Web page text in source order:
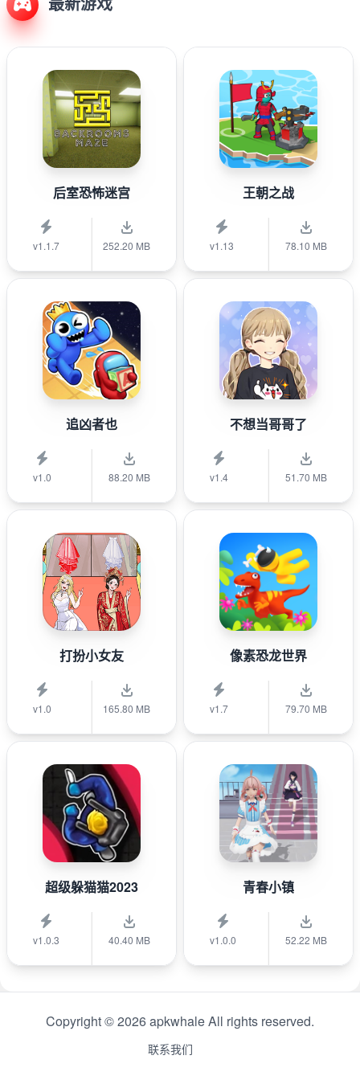
最新游戏
后室恐怖迷宫
v1.1.7 252.20 MB
王朝之战
v1.13 78.10 MB
追凶者也
v1.0 88.20 MB
不想当哥哥了
v1.4 51.70 MB
打扮小女友
v1.0 165.80 MB
像素恐龙世界
v1.7 79.70 MB
超级躲猫猫2023
v1.0.3 40.40 MB
青春小镇
v1.0.0 52.22 MB
Copyright © 2026 apkwhale All rights reserved.
联系我们